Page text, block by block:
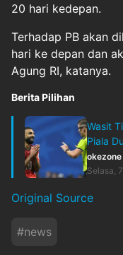
20 hari kedepan.
Terhadap PB akan
hari ke depan dan
Agung RI, katanya.
Berita Pilihan
Wasit
Piala
okezone
Selasa,
Original Source
#news